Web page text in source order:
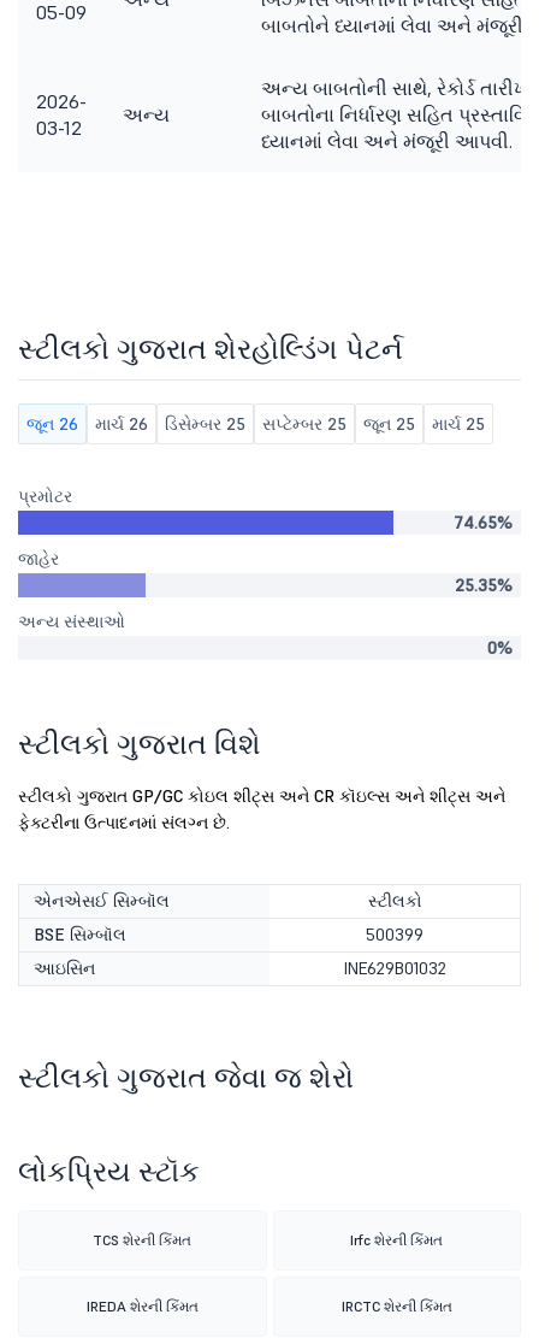
05-09
બાબતોને ધ્યાનમાં લેવા અને મંજૂરી
2026-
03-12
અન્ય
અન્ય બાબતોની સાથે, રેકોર્ડ
બાબતોના નિર્ધારણ સહિત
ધ્યાનમાં લેવા અને મંજૂરી આપવી.
સ્ટીલકો ગુજરાત શેરહોલ્ડિંગ પેટર્ન
જૂન 26 માર્ચ 26 ડિસેમ્બર 25 સપ્ટેમ્બર 25 જૂન 25 માર્ચ 25
પ્રમોટર
74.65%
જાહેર
25.35%
અન્ય સંસ્થાઓ
0%
સ્ટીલકો ગુજરાત વિશે
સ્ટીલકો ગુજરાત GP/GC કોઇલ શીટ્સ અને CR કૉઇલ્સ અને શીટ્સ અને
ફેક્ટરીના ઉત્પાદનમાં સંલગ્ન છે.
એનએસઈ સિમ્બૉલ
સ્ટીલકો
BSE સિમ્બૉલ
500399
આઇસિન
INE629B01032
સ્ટીલકો ગુજરાત જેવા જ શેરો
લોકપ્રિય સ્ટૉક
TCS શેરની કિંમત Irfc શેરની કિંમત
IREDA શેરની કિંમત IRCTC શેરની કિંમત